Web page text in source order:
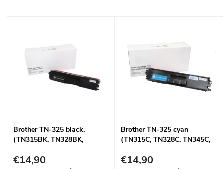
e
Abecedne
s
p
Brother TN-325 black,
(TN315BK, TN328BK,
TN395BK) - kompatibilný
€14,90
Brother TN-325 cyan
(TN315C, TN328C, TN345C,
kompatibilný
€14,90